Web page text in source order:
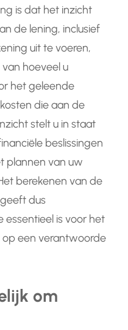
is dat het inzicht
de lening, inclusief
uit te voeren,
hoeveel u
het geleende
die aan de
stelt u in staat
beslissingen
plannen van uw
berekenen van de
dus
is voor het
een verantwoorde
om